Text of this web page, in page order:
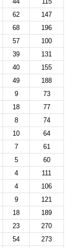
62
147
68
196
57
100
39
131
40
155
49
188
9
73
18
77
8
74
10
64
7
61
5
60
4
111
4
106
9
121
18
189
23
270
54
273